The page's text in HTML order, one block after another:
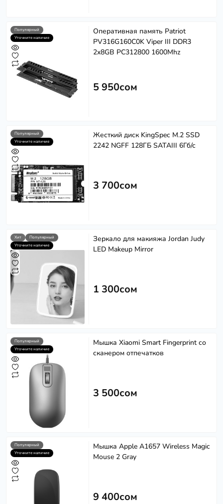
Популярный
Уточните наличие
Оперативная память Patriot
PV316G160C0K Viper III DDR3
2x8GB PC312800 1600Mhz
5 950сом
Популярный
Уточните наличие
Жесткий диск KingSpec M.2 SSD
2242 NGFF 128ГБ SATAIII 6Гб/с
3 700сом
Хит
Популярный
Уточните наличие
Зеркало для макияжа Jordan Judy
LED Makeup Mirror
1 300сом
Популярный
Уточните наличие
Мышка Xiaomi Smart Fingerprint со
сканером отпечатков
3 500сом
Популярный
Уточните наличие
Мышка Apple A1657 Wireless Magic
Mouse 2 Gray
9 400сом